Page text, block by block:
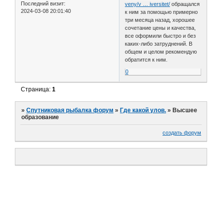
Последний визит:
2024-03-08 20:01:40
veny/v … iversitet/ обращался
к ним за помощью примерно
три месяца назад, хорошее
сочетание цены и качества,
все оформили быстро и без
каких-либо затруднений. В
общем и целом рекомендую
обратится к ним.
0
Страница:1
»Спутниковая рыбалка форум » Где какой улов. » Высшее
образование
создать форум